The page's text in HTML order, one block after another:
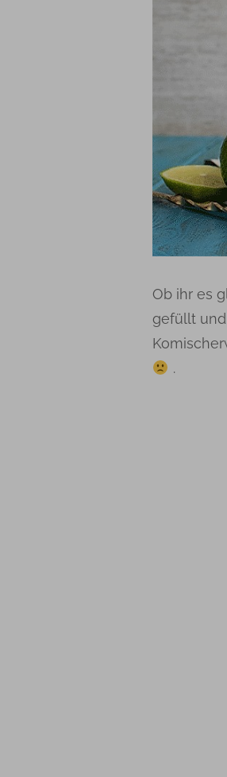
Ob ihr es
gefüllt
.